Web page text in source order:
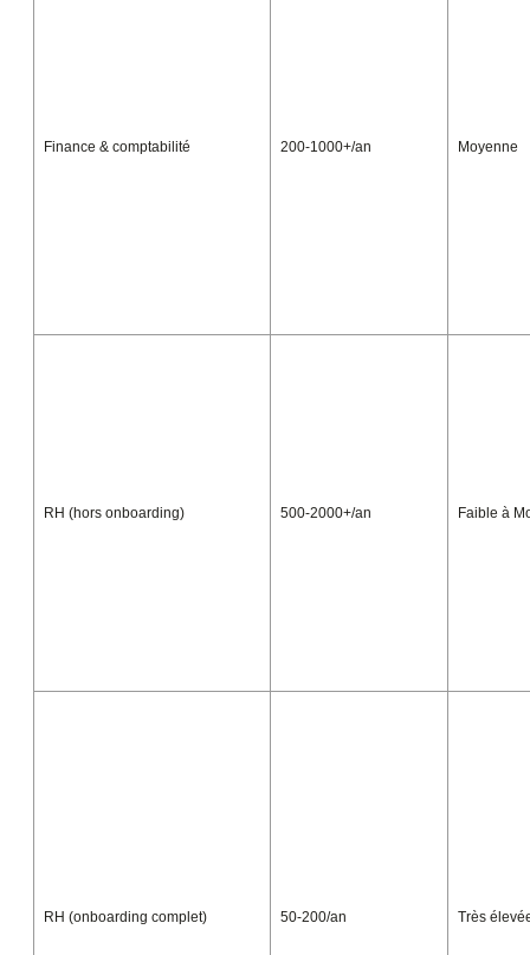
Finance & comptabilité 200-1000+/an Moyenne
RH (hors onboarding) 500-2000+/an Faible à
RH (onboarding complet) 50-200/an Très